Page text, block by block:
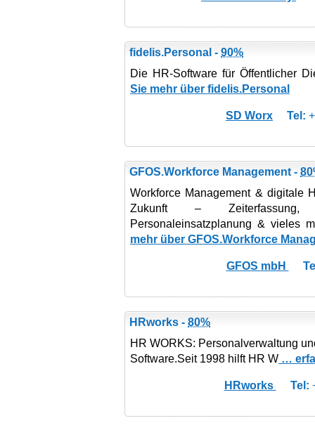
fidelis.Personal - 90%
Die HR-Software für Öffentlicher
Sie mehr über fidelis.Personal
SD Worx Tel:
GFOS.Workforce Management -
Workforce Management & digitale
Zukunft –
Personaleinsatzplanung & vieles
mehr über GFOS.Workforce
GFOS mbH
HRworks - 80%
HR WORKS: Personalverwaltung
Software.​Seit 1998 hilft HR W …
HRworks Tel: